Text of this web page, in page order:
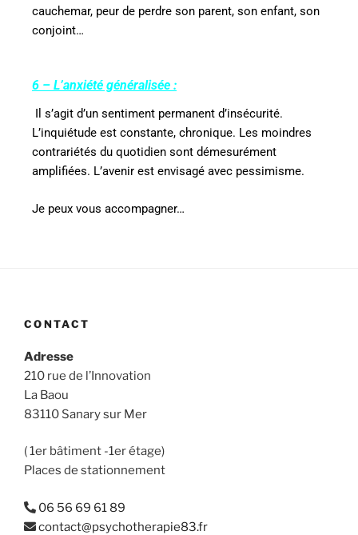
cauchemar, peur de perdre son parent, son enfant, son
conjoint…
6 – L’anxiété généralisée :
Il s’agit d’un sentiment permanent d’insécurité.
L’inquiétude est constante, chronique. Les moindres
contrariétés du quotidien sont démesurément
amplifiées. L’avenir est envisagé avec pessimisme.
Je peux vous accompagner…
CONTACT
Adresse
210 rue de l’Innovation
La Baou
83110 Sanary sur Mer
( 1er bâtiment -1er étage)
Places de stationnement
06 56 69 61 89
contact@psychotherapie83.fr